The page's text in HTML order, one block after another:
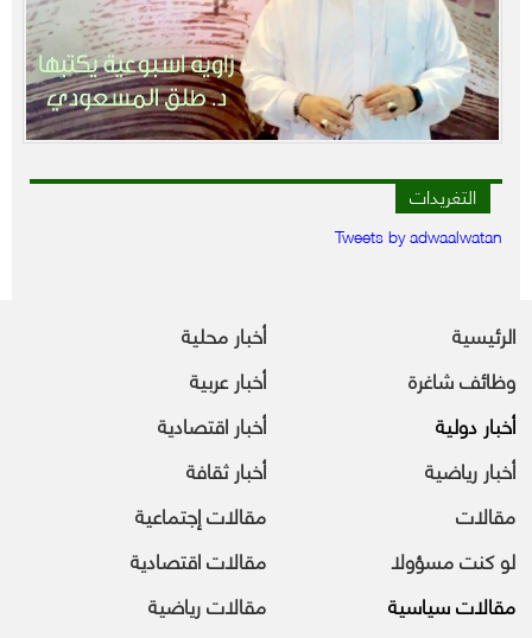
التغريدات
Tweets by adwaalwatan
الرئيسية
أخبار محلية
وظائف شاغرة
أخبار عربية
أخبار دولية
أخبار اقتصادية
أخبار رياضية
أخبار ثقافة
مقالات
مقالات إجتماعية
لو كنت مسؤولا
مقالات اقتصادية
مقالات سياسية
مقالات رياضية